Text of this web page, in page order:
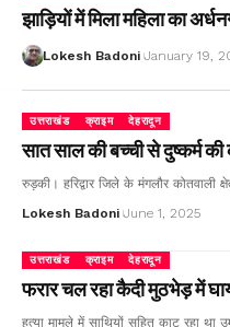
झाड़ियों में मिला महिला का
Lokesh Badoni January 19,
उत्तराखंड क्राइम देहरादून
सात साल की बच्ची से दुष्कर्म
रुड़की। हरिद्वार जिले के मंगलौर कोतवाली
Lokesh Badoni June 1, 2025
उत्तराखंड क्राइम देहरादून
फरार चल रहा कैदी मुठभेड़ में
हत्या मामले में साथियों सहित काट रहा